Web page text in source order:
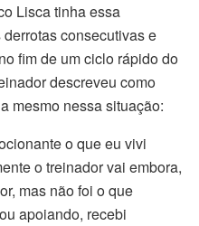
Lisca tinha essa
consecutivas e
fim de um ciclo rápido do
descreveu como
mesmo nessa situação:
o que eu vivi
o treinador vai embora,
mas não foi o que
apoiando, recebi